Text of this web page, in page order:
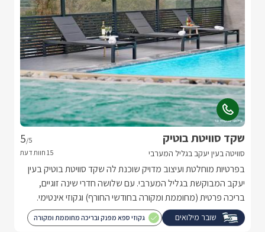
שקד סוויטת בוטיק
סוויטה בעין יעקב בגליל המערבי
5/5
בפרטיות מוחלטת ועיצוב מדויק שוכנת לה שקד סוויטת בוטיק בעין
יעקב המבוקשת בגליל המערבי. עם שלושה חדרי שינה זוגיים,
בריכה פרטית (מחוממת ומקורה בחודשי החורף) וגקוזי אינטימי.
אירוח אישי ועתיר בפינוקים.
שובר מילואים גקוזי ספא מפנק ובריכה מחוממת ומקורה